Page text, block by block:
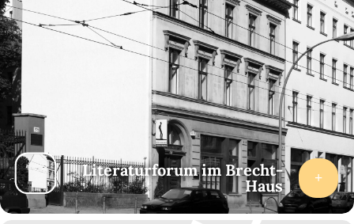
Literaturforum im Brecht-
Haus